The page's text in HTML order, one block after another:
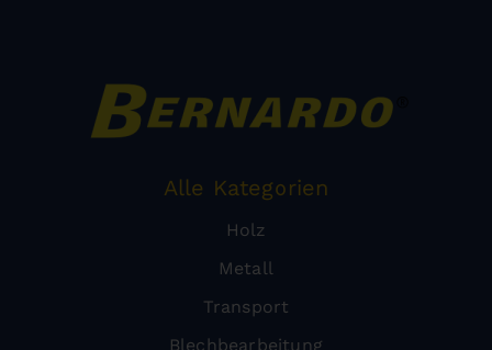
Alle Kategorien
Holz
Metall
Transport
Blechbearbeitung